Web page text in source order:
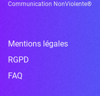
Communication NonViolente®
Mentions légales
RGPD
FAQ